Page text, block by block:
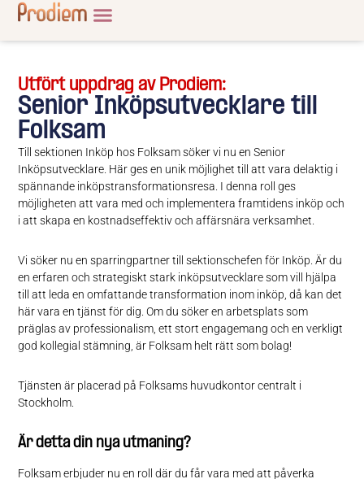
Utfört uppdrag av Prodiem:
Senior Inköpsutvecklare till
Folksam
Till sektionen Inköp hos Folksam söker vi nu en Senior
Inköpsutvecklare. Här ges en unik möjlighet till att vara delaktig i
spännande inköpstransformationsresa. I denna roll ges
möjligheten att vara med och implementera framtidens inköp och
i att skapa en kostnadseffektiv och affärsnära verksamhet.
Vi söker nu en sparringpartner till sektionschefen för Inköp. Är du
en erfaren och strategiskt stark inköpsutvecklare som vill hjälpa
till att leda en omfattande transformation inom inköp, då kan det
här vara en tjänst för dig. Om du söker en arbetsplats som
präglas av professionalism, ett stort engagemang och en verkligt
god kollegial stämning, är Folksam helt rätt som bolag!
Tjänsten är placerad på Folksams huvudkontor centralt i
Stockholm.
Är detta din nya utmaning?
Folksam erbjuder nu en roll där du får vara med att påverka